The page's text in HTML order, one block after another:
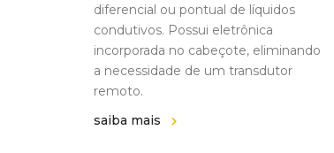
diferencial ou pontual de líquidos
condutivos. Possui eletrônica
incorporada no cabeçote, eliminando
a necessidade de um transdutor
remoto.
saiba mais